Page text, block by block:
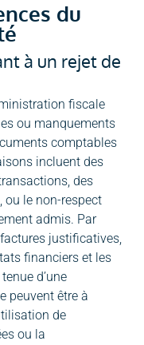
du
à un rejet de
fiscale
ou manquements
comptables
incluent des
des
ou le non-respect
admis. Par
justificatives,
financiers et les
d’une
peuvent être à
de
ou la